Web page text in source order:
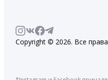
Copyright © 2026. Все